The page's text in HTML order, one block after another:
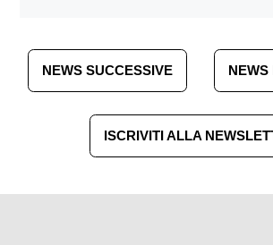
NEWS SUCCESSIVE NEWS
ISCRIVITI ALLA